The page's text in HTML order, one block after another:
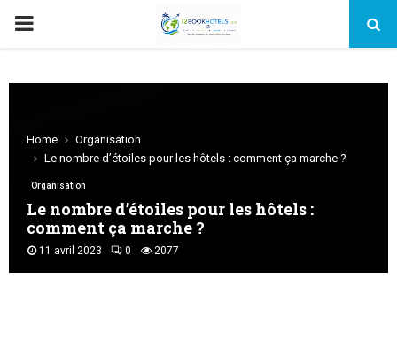
PRIMARY
Home
Organisation
Le nombre d’étoiles pour les hôtels : comment ça marche ?
Organisation
Le nombre d’étoiles pour les hôtels :
comment ça marche ?
11 avril 2023 0 2077